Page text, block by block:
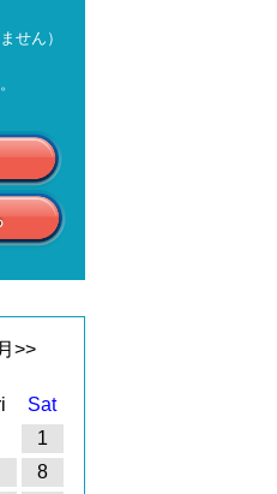
せん）
>>
Sat
1
8